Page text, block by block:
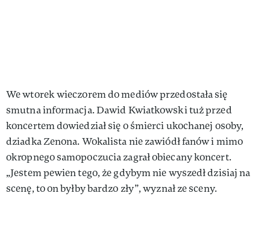
We wtorek wieczorem do mediów przedostała się
smutna informacja. Dawid Kwiatkowski tuż przed
koncertem dowiedział się o śmierci ukochanej osoby,
dziadka Zenona. Wokalista nie zawiódł fanów i mimo
okropnego samopoczucia zagrał obiecany koncert.
„Jestem pewien tego, że gdybym nie wyszedł dzisiaj na
scenę, to on byłby bardzo zły”, wyznał ze sceny.